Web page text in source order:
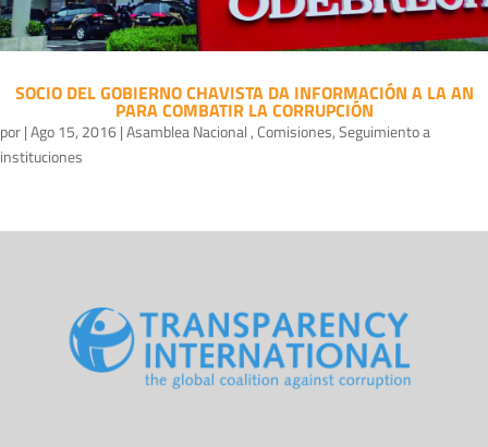
SOCIO DEL GOBIERNO CHAVISTA DA INFORMACIÓN A LA AN
PARA COMBATIR LA CORRUPCIÓN
por|Ago 15, 2016|Asamblea Nacional,Comisiones,Seguimiento a
instituciones